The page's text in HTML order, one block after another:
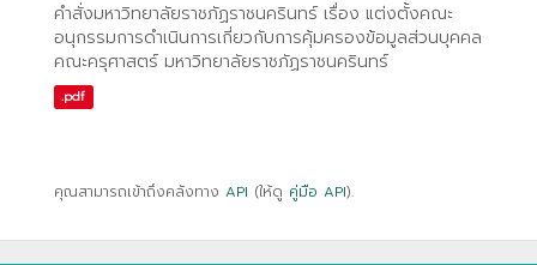
คำสั่งมหาวิทยาลัยราชภัฏราชนครินทร์ เรื่อง แต่งตั้งคณะ
อนุกรรมการดำเนินการเกี่ยวกับการคุ้มครองข้อมูลส่วนบุคคล
คณะครุศาสตร์ มหาวิทยาลัยราชภัฏราชนครินทร์
.pdf
คุณสามารถเข้าถึงคลังทาง API (ให้ดู คู่มือ API).